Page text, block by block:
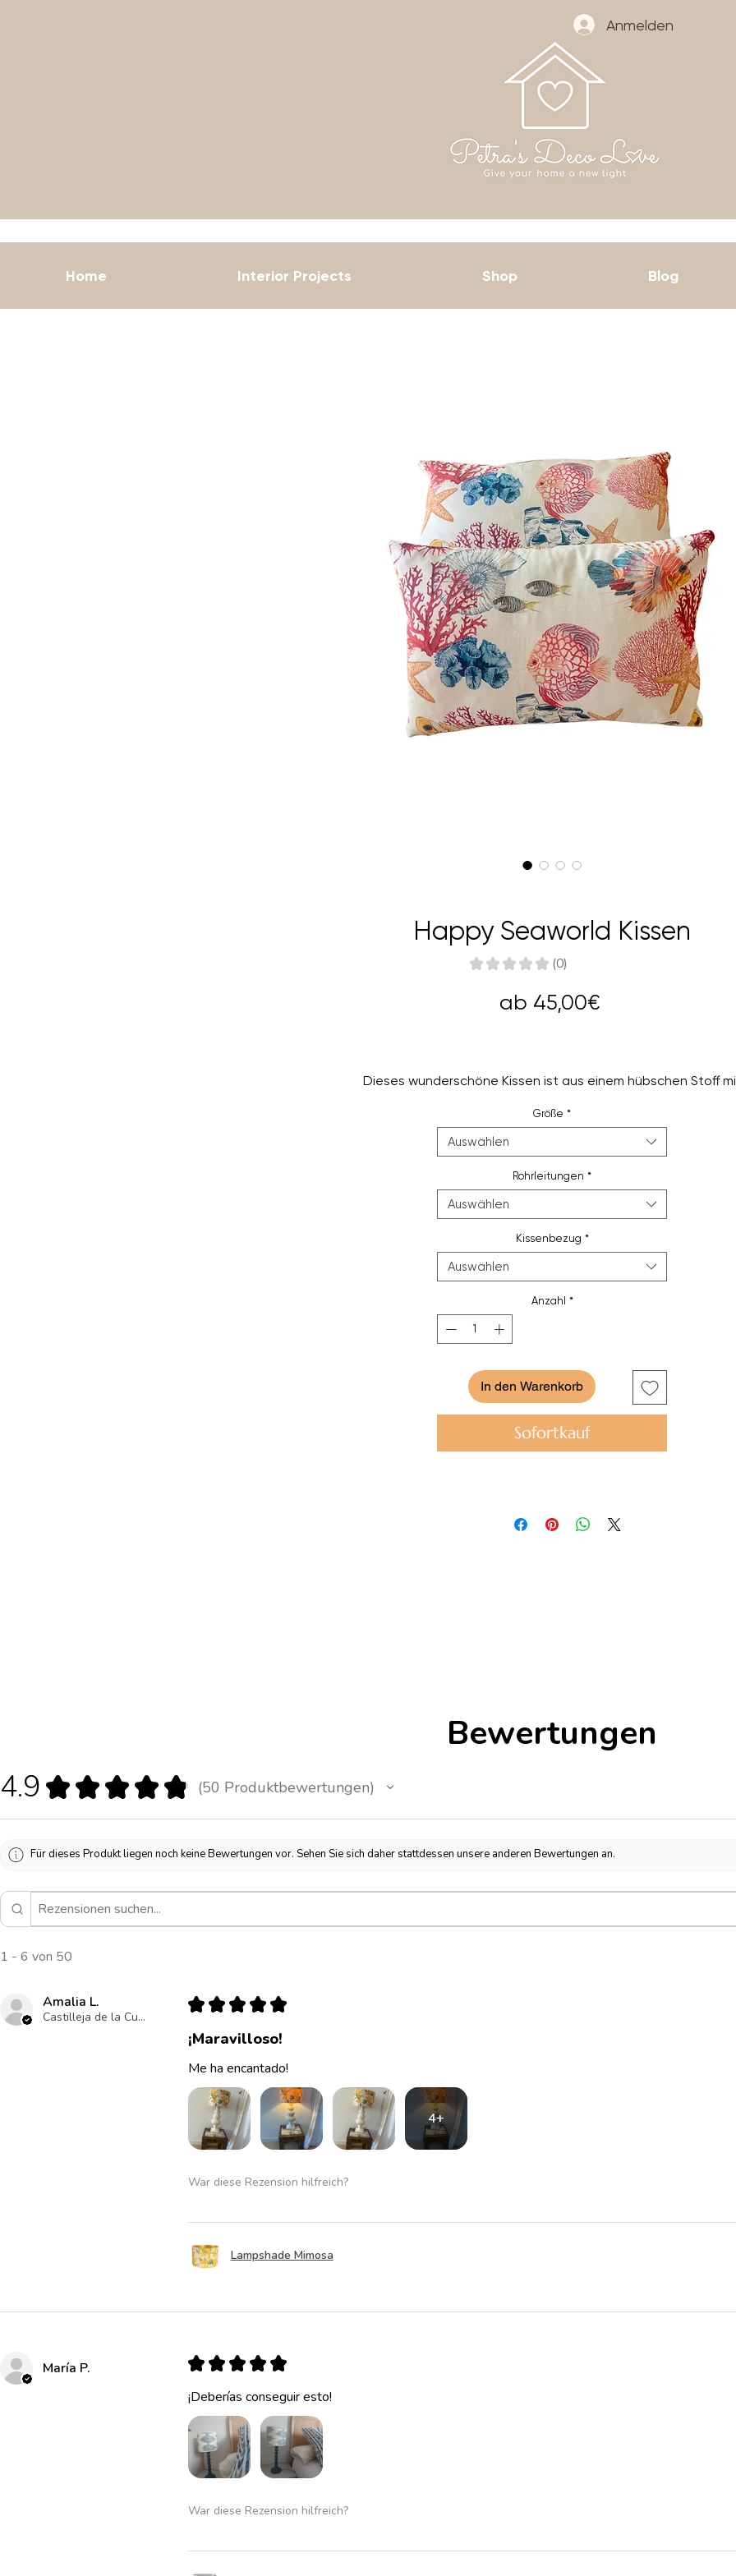
Anmelden
Home Interior Projects Shop Blog
Happy Seaworld Kissen
★ ★ ★ ★ ★ 0
0
ab 45,00€
Dieses wunderschöne Kissen ist aus einem hübschen Stoff
es mit oder ohne Paspelierung bestellen.
Größe *
Auswählen
Rohrleitungen *
Auswählen
Kissenbezug *
Auswählen
Anzahl *
In den Warenkorb
Sofortkauf
Bewertungen
4.9 ★ ★ ★ ★ ★ 50 Produktbewertungen
50
Für dieses Produkt liegen noch keine Bewertungen vor. Sehen Sie sich daher stattdessen unsere anderen Bewertungen an.
1 - 6 von 50
Amalia L.
Castilleja de la Cuesta , ES-AN
★ ★ ★ ★ ★
¡Maravilloso!
Me ha encantado!
4+
War diese Rezension hilfreich?
Lampshade Mimosa
María P. ★ ★ ★ ★ ★
¡Deberías conseguir esto!
War diese Rezension hilfreich?